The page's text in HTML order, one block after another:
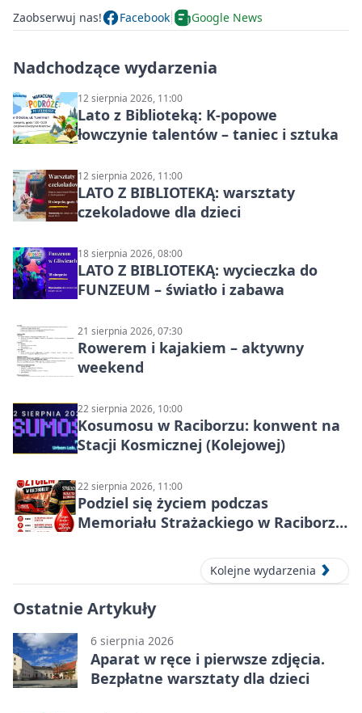
Zaobserwuj nas! Facebook Google News
Nadchodzące wydarzenia
12 sierpnia 2026, 11:00
Lato z Biblioteką: K-popowe
łowczynie talentów – taniec i sztuka
12 sierpnia 2026, 11:00
LATO Z BIBLIOTEKĄ: warsztaty
czekoladowe dla dzieci
18 sierpnia 2026, 08:00
LATO Z BIBLIOTEKĄ: wycieczka do
FUNZEUM – światło i zabawa
21 sierpnia 2026, 07:30
Rowerem i kajakiem – aktywny
weekend
22 sierpnia 2026, 10:00
Kosumosu w Raciborzu: konwent na
Stacji Kosmicznej (Kolejowej)
22 sierpnia 2026, 11:00
Podziel się życiem podczas
Memoriału Strażackiego w Raciborzu
Kolejne wydarzenia
Ostatnie Artykuły
6 sierpnia 2026
Aparat w ręce i pierwsze zdjęcia.
Bezpłatne warsztaty dla dzieci